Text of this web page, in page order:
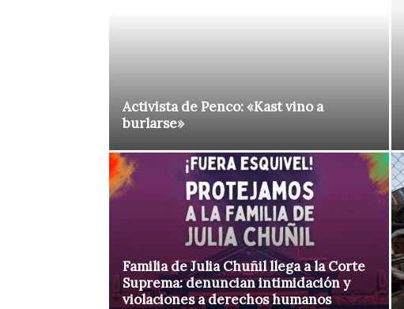
Activista de Penco: «Kast vino a
burlarse»
Familia de Julia Chuñil llega a la Corte
Suprema: denuncian intimidación y
violaciones a derechos humanos